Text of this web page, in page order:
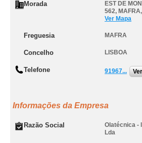
Morada
EST DE
562, MAFRA,
Ver Mapa
Freguesia MAFRA
Concelho LISBOA
Telefone 91967...
Informações da Empresa
Razão Social
Olatécnica -
Lda